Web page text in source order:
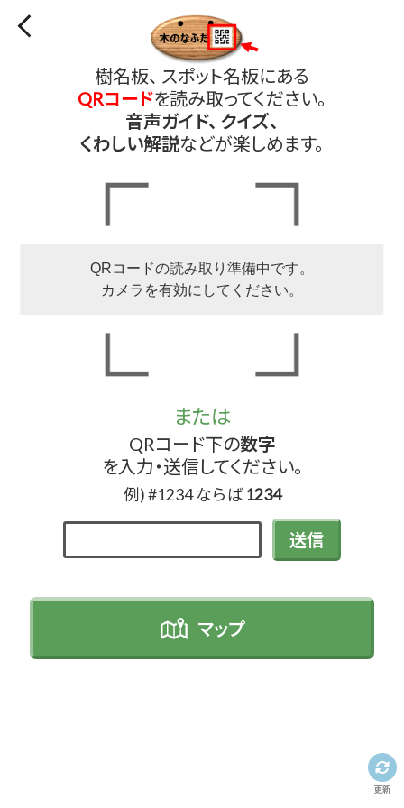
樹名板、 スポット名板にある
QRコードを読み取ってください。
音声ガイド、 クイズ、
くわしい解説などが楽しめます。
QRコードの読み取り準備中です。
カメラを有効にしてください。
または
QRコード下の数字
を入力・送信してください。
例) #1234 ならば1234
送信
マップ
更新